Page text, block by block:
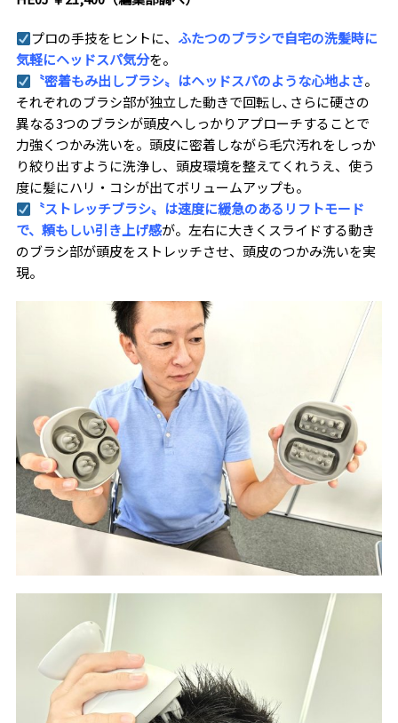
プロの手技をヒントに、 ふたつのブラシで自宅の洗髪時に
気軽にヘッドスパ気分を。
〝密着もみ出しブラシ〟はヘッドスパのような心地よさ。
それぞれのブラシ部が独立した動きで回転し､さらに硬さの
異なる3つのブラシが頭皮へしっかりアプローチすることで
力強くつかみ洗いを。頭皮に密着しながら毛穴汚れをしっか
り絞り出すように洗浄し、頭皮環境を整えてくれうえ、使う
度に髪にハリ・コシが出てボリュームアップも。
〝ストレッチブラシ〟は速度に緩急のあるリフトモード
で、頼もしい引き上げ感が。左右に大きくスライドする動き
のブラシ部が頭皮をストレッチさせ、頭皮のつかみ洗いを実
現。